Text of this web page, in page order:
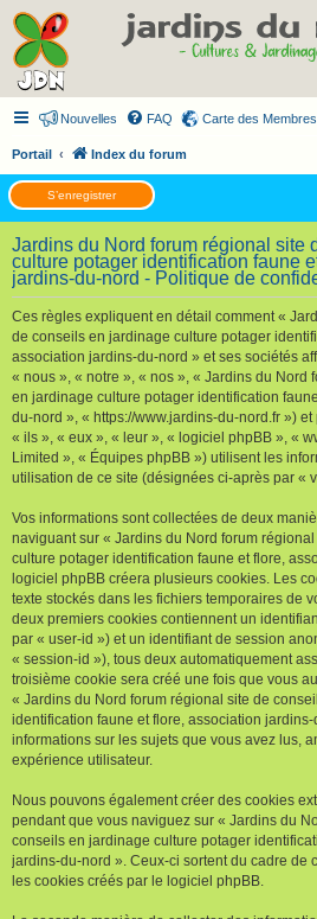
Nouvelles FAQ Carte des Membres
Portail Index du forum
S’enregistrer
Jardins du Nord forum régional site
culture potager identification faune
jardins-du-nord - Politique de
Ces règles expliquent en détail comment «
de conseils en jardinage culture potager
association jardins-du-nord » et ses sociétés
« nous », « notre », « nos », « Jardins du Nord
en jardinage culture potager identification
du-nord », « https://www.jardins-du-nord.fr »)
« ils », « eux », « leur », « logiciel phpBB », «
Limited », « Équipes phpBB ») utilisent les
utilisation de ce site (désignées ci-après par «
Vos informations sont collectées de deux
naviguant sur « Jardins du Nord forum
culture potager identification faune et flore,
logiciel phpBB créera plusieurs cookies. Les
texte stockés dans les fichiers temporaires de
deux premiers cookies contiennent un
par « user-id ») et un identifiant de session
« session-id »), tous deux automatiquement
troisième cookie sera créé une fois que vous
« Jardins du Nord forum régional site de
identification faune et flore, association
informations sur les sujets que vous avez lus,
expérience utilisateur.
Nous pouvons également créer des cookies
pendant que vous naviguez sur « Jardins du
conseils en jardinage culture potager
jardins-du-nord ». Ceux-ci sortent du cadre de
les cookies créés par le logiciel phpBB.